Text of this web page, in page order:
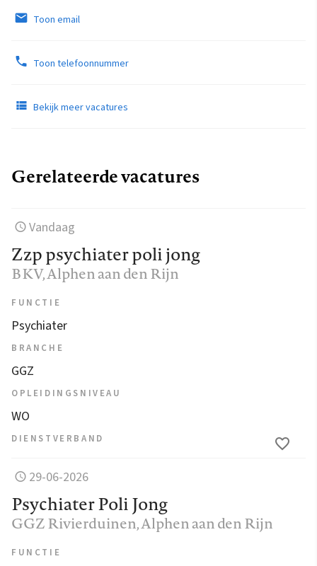
Toon email
Toon telefoonnummer
Bekijk meer vacatures
Gerelateerde vacatures
Vandaag
Zzp psychiater poli jong
BKV, Alphen aan den Rijn
FUNCTIE
Psychiater
BRANCHE
GGZ
OPLEIDINGSNIVEAU
WO
DIENSTVERBAND
29-06-2026
Psychiater Poli Jong
GGZ Rivierduinen, Alphen aan den Rijn
FUNCTIE